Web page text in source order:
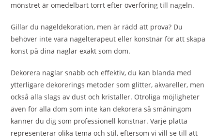
mönstret är omedelbart torrt efter överföring till nageln.
Gillar du nageldekoration, men är rädd att prova? Du
behöver inte vara nagelterapeut eller konstnär för att skapa
konst på dina naglar exakt som dom.
Dekorera naglar snabb och effektiv, du kan blanda med
ytterligare dekorerings metoder som glitter, akvareller, men
också alla slags av dust och kristaller. Otroliga möjligheter
även för alla dom som inte kan dekorera så småningom
känner du dig som professionell konstnär. Varje platta
representerar olika tema och stil, eftersom vi vill se till att